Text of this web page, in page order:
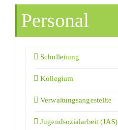
Personal
Schulleitung
Kollegium
Verwaltungsangestellte
Jugendsozialarbeit (JAS)